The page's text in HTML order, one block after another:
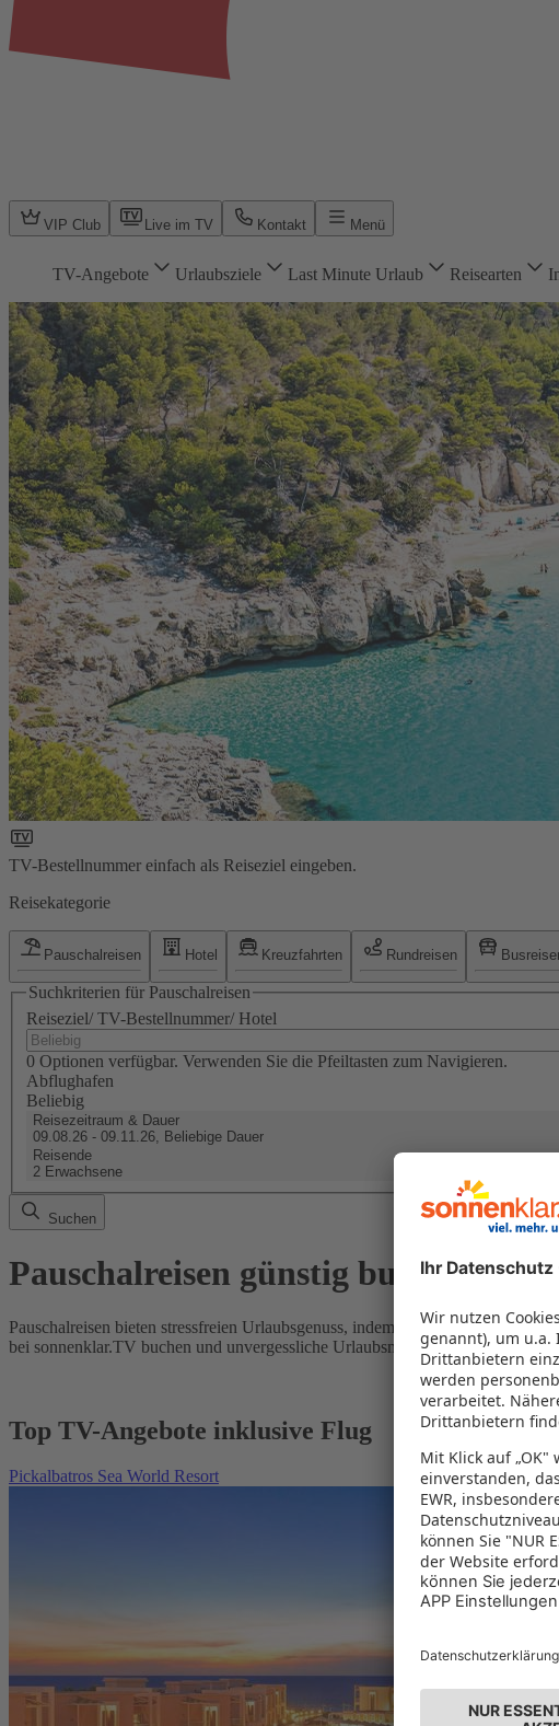
VIP Club Live im TV Kontakt Menü
TV-Angebote Urlaubsziele Last Minute Urlaub Reisearten
TV-Bestellnummer einfach als Reiseziel eingeben.
Reisekategorie
Pauschalreisen Hotel Kreuzfahrten Rundreisen
Suchkriterien für Pauschalreisen
Reiseziel/ TV-Bestellnummer/ Hotel
0 Optionen verfügbar. Verwenden Sie die Pfeiltasten zum Navigieren.
Abflughafen
Beliebig
Reisezeitraum & Dauer
09.08.26 - 09.11.26, Beliebige Dauer
Reisende
2 Erwachsene
Suchen
Pauschalreisen günstig buchen
Pauschalreisen bieten stressfreien Urlaubsgenuss, indem Flug und Hotel in
bei sonnenklar.TV buchen und unvergessliche Urlaubsmomente erleben!
Top TV-Angebote inklusive Flug
Pickalbatros Sea World Resort